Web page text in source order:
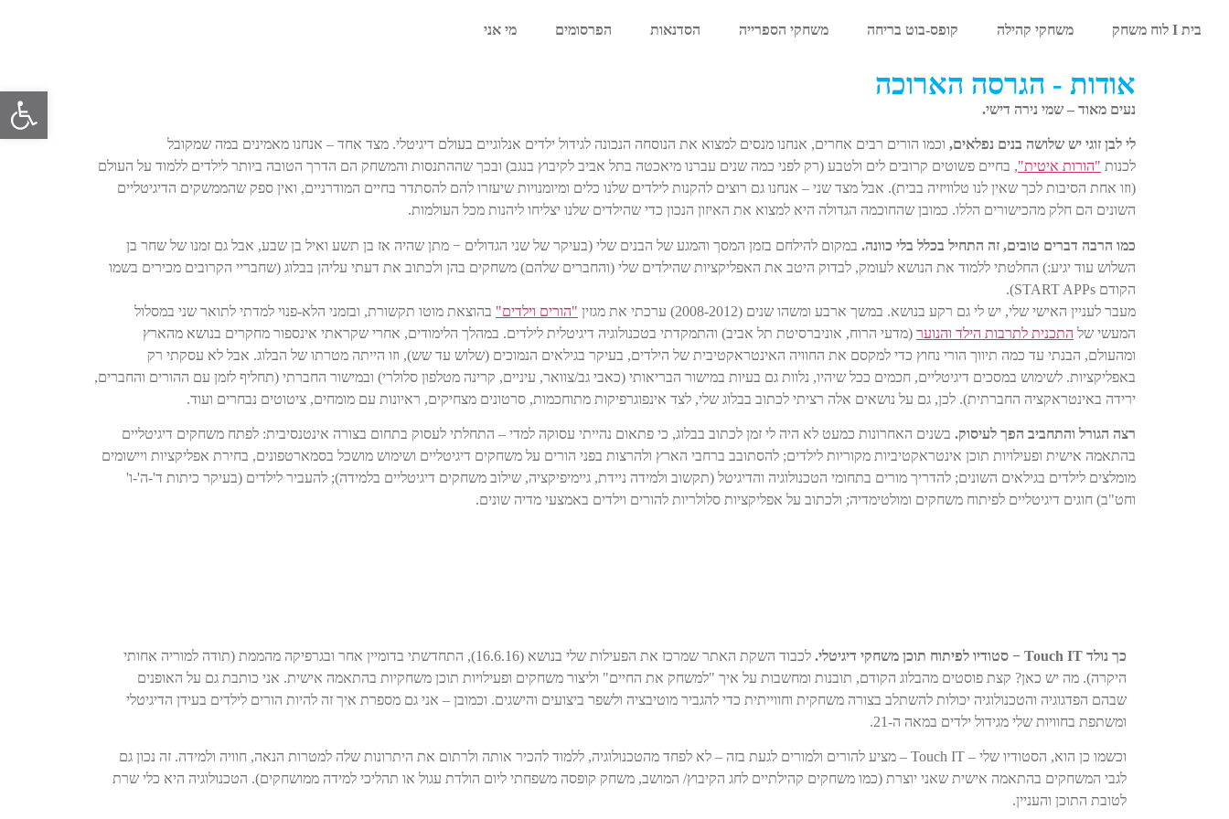
בית I לוח משחק משחקי קהילה קופס-בוט בריחה משחקי הספרייה הסדנאות הפרסומים מי אני
אודות - הגרסה הארוכה
נעים מאוד – שמי נירה דישי.
לי לבן זוגי יש שלושה בנים נפלאים, וכמו הורים רבים אחרים, אנחנו מנסים למצוא את הנוסחה הנכונה לגידול ילדים אנלוגיים בעולם דיגיטלי. מצד אחד – אנחנו מאמינים במה שמקובל
לכנות "הורות איטית", בחיים פשוטים קרובים לים ולטבע (רק לפני כמה שנים עברנו מיאכטה בתל אביב לקיבוץ בנגב) ובכך שההתנסות והמשחק הם הדרך הטובה ביותר לילדים ללמוד על העולם
(וזו אחת הסיבות לכך שאין לנו טלוויזיה בבית). אבל מצד שני – אנחנו גם רוצים להקנות לילדים שלנו כלים ומיומנויות שיעזרו להם להסתדר בחיים המודרניים, ואין ספק שהממשקים הדיגיטליים
השונים הם חלק מהכישורים הללו. כמובן שהחוכמה הגדולה היא למצוא את האיזון הנכון כדי שהילדים שלנו יצליחו ליהנות מכל העולמות.
כמו הרבה דברים טובים, זה התחיל בכלל בלי כוונה. במקום להילחם בזמן המסך והמגע של הבנים שלי (בעיקר של שני הגדולים − מתן שהיה אז בן תשע ואיל בן שבע, אבל גם זמנו של שחר בן
השלוש עוד יגיע:) החלטתי ללמוד את הנושא לעומק, לבדוק היטב את האפליקציות שהילדים שלי (והחברים שלהם) משחקים בהן ולכתוב את דעתי עליהן בבלוג (שחבריי הקרובים מכירים בשמו
הקודם START APPs).
מעבר לעניין האישי שלי, יש לי גם רקע בנושא. במשך ארבע ומשהו שנים (2008-2012) ערכתי את מגזין
"הורים וילדים" בהוצאת מוטו תקשורת, ובזמני הלא-פנוי למדתי לתואר שני במסלול
המעשי של התכנית לתרבות הילד והנוער (מדעי הרוח, אוניברסיטת תל אביב) והתמקדתי בטכנולוגיה דיגיטלית לילדים. במהלך הלימודים, אחרי שקראתי אינספור מחקרים בנושא מהארץ
ומהעולם, הבנתי עד כמה תיווך הורי נחוץ כדי למקסם את החוויה האינטראקטיבית של הילדים, בעיקר בגילאים הנמוכים (שלוש עד שש), וזו הייתה מטרתו של הבלוג. אבל לא עסקתי רק
באפליקציות. לשימוש במסכים דיגיטליים, חכמים ככל שיהיו, נלוות גם בעיות במישור הבריאותי (כאבי גב/צוואר, עיניים, קרינה מטלפון סלולרי) ובמישור החברתי (תחליף לזמן עם ההורים והחברים,
ירידה באינטראקציה החברתית). לכן, גם על נושאים אלה רציתי לכתוב בבלוג שלי, לצד אינפוגרפיקות מתוחכמות, סרטונים מצחיקים, ראיונות עם מומחים, ציטוטים נבחרים ועוד.
רצה הגורל והתחביב הפך לעיסוק. בשנים האחרונות כמעט לא היה לי זמן לכתוב בבלוג, כי פתאום נהייתי עסוקה למדי – התחלתי לעסוק בתחום בצורה אינטנסיבית: לפתח משחקים דיגיטליים
בהתאמה אישית ופעילויות תוכן אינטראקטיביות מקוריות לילדים; להסתובב ברחבי הארץ ולהרצות בפני הורים על משחקים דיגיטליים ושימוש מושכל בסמארטפונים, בחירת אפליקציות ויישומים
מומלצים לילדים בגילאים השונים; להדריך מורים בתחומי הטכנולוגיה והדיגיטל (תקשוב ולמידה ניידת, גיימיפיקציה, שילוב משחקים דיגיטליים בלמידה); להעביר לילדים (בעיקר כיתות ד'-ה'-ו'
וחט"ב) חוגים דיגיטליים לפיתוח משחקים ומולטימדיה; ולכתוב על אפליקציות סלולריות להורים וילדים באמצעי מדיה שונים.
כך נולד Touch IT − סטודיו לפיתוח תוכן משחקי דיגיטלי.
לכבוד השקת האתר שמרכז את הפעילות שלי בנושא (16.6.16), התחדשתי בדומיין אחר ובגרפיקה מהממת (תודה למוריה אחותי
היקרה). מה יש כאן? קצת פוסטים מהבלוג הקודם, תובנות ומחשבות על איך "למשחק את החיים" וליצור משחקים ופעילויות תוכן משחקיות בהתאמה אישית. אני כותבת גם על האופנים
שבהם הפדגוגיה והטכנולוגיה יכולות להשתלב בצורה משחקית וחווייתית כדי להגביר מוטיבציה ולשפר ביצועים והישגים. וכמובן – אני גם מספרת איך זה להיות הורים לילדים בעידן הדיגיטלי
ומשתפת בחוויות שלי מגידול ילדים במאה ה-21.
וכשמו כן הוא, הסטודיו שלי – Touch IT – מציע להורים ולמורים לגעת בזה – לא לפחד מהטכנולוגיה, ללמוד להכיר אותה ולרתום את היתרונות שלה למטרות הנאה, חוויה ולמידה. זה נכון גם
לגבי המשחקים בהתאמה אישית שאני יוצרת (כמו משחקים קהילתיים לחג הקיבוץ/ המושב, משחק קופסה משפחתי ליום הולדת עגול או תהליכי למידה ממושחקים). הטכנולוגיה היא כלי שרת
לטובת התוכן והעניין.
פתח